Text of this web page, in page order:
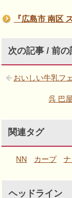
『広島市 南区
次の記事 / 前の
おいしい牛乳フ
呉 巴
関連タグ
NN カープ
ヘッドライン